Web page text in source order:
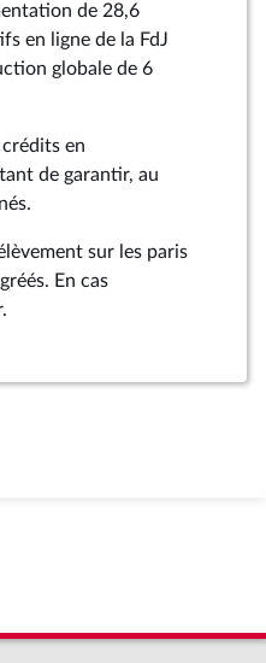
de 28,6
en ligne de la FdJ
globale de 6
en
de garantir, au
sur les paris
En cas